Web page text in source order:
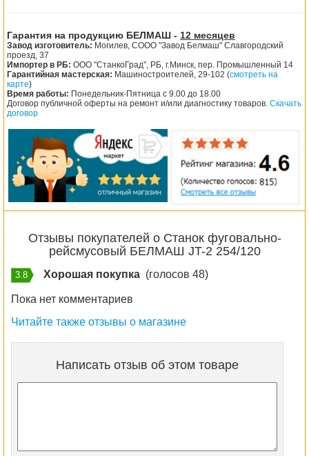
Гарантия на продукцию БЕЛМАШ - 12 месяцев
Завод изготовитель: Могилев, СООО "Завод Белмаш" Славгородский
проезд, 37
Импортер в РБ: ООО "СтанкоГрад", РБ, г.Минск, пер. Промышленный 14
Гарантийная мастерская: Машиностроителей, 29-102 (смотреть на
карте)
Время работы: Понедельник-Пятница с 9.00 до 18.00
Договор публичной оферты на ремонт и/или диагностику товаров. Скачать
договор
Отзывы покупателей о Станок фуговально-
рейсмусовый БЕЛМАШ JT-2 254/120
3.8 Хорошая покупка (голосов 48)
Пока нет комментариев
Читайте также отзывы о магазине
Написать отзыв об этом товаре